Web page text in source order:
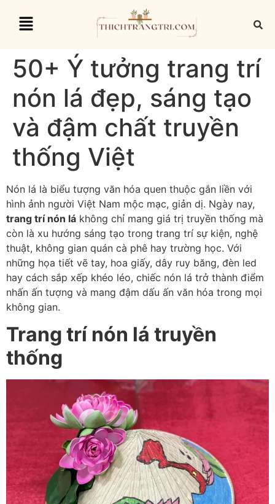
50+ Ý tưởng trang trí
nón lá đẹp, sáng tạo
và đậm chất truyền
thống Việt
Nón lá là biểu tượng văn hóa quen thuộc gắn liền với
hình ảnh người Việt Nam mộc mạc, giản dị. Ngày nay,
trang trí nón lá không chỉ mang giá trị truyền thống mà
còn là xu hướng sáng tạo trong trang trí sự kiện, nghệ
thuật, không gian quán cà phê hay trường học. Với
những họa tiết vẽ tay, hoa giấy, dây ruy băng, đèn led
hay cách sắp xếp khéo léo, chiếc nón lá trở thành điểm
nhấn ấn tượng và mang đậm dấu ấn văn hóa trong mọi
không gian.
Trang trí nón lá truyền
thống